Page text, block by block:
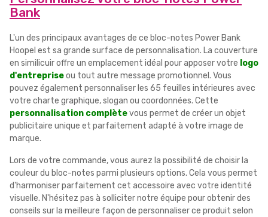
Bank
L'un des principaux avantages de ce bloc-notes Power Bank
Hoopel est sa grande surface de personnalisation. La couverture
en similicuir offre un emplacement idéal pour apposer votre logo
d'entrepriseou tout autre message promotionnel. Vous
pouvez également personnaliser les 65 feuilles intérieures avec
votre charte graphique, slogan ou coordonnées. Cette
personnalisation complètevous permet de créer un objet
publicitaire unique et parfaitement adapté à votre image de
marque.
Lors de votre commande, vous aurez la possibilité de choisir la
couleur du bloc-notes parmi plusieurs options. Cela vous permet
d'harmoniser parfaitement cet accessoire avec votre identité
visuelle. N'hésitez pas à solliciter notre équipe pour obtenir des
conseils sur la meilleure façon de personnaliser ce produit selon